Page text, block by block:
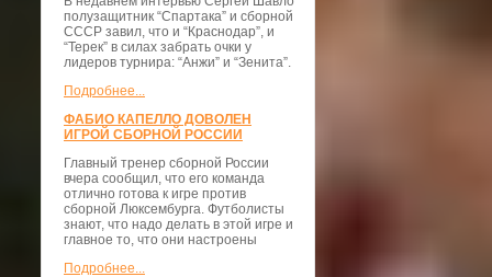
полузащитник “Спартака” и сборной
СССР завил, что и “Краснодар”, и
“Терек” в силах забрать очки у
лидеров турнира: “Анжи” и “Зенита”.
Подробнее...
ФАБИО КАПЕЛЛО ДОВОЛЕН
ИГРОЙ СБОРНОЙ РОССИИ
Главный тренер сборной России
вчера сообщил, что его команда
отлично готова к игре против
сборной Люксембурга. Футболисты
знают, что надо делать в этой игре и
главное то, что они настроены
Подробнее...